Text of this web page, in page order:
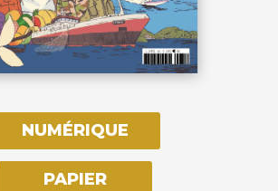
NUMÉRIQUE
PAPIER